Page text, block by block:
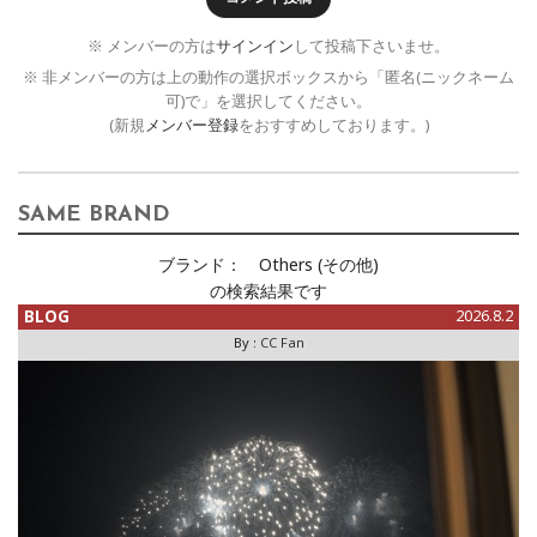
※ メンバーの方はサインイン して投稿下さいませ。
※ 非メンバーの方は上の動作の選択ボックスから「匿名(ニックネーム
可)で」を選択してください。
(新規メンバー登録をおすすめしております。)
SAME BRAND
ブランド：
Others (その他)
の検索結果です
BLOG 2026.8.2
By : CC Fan